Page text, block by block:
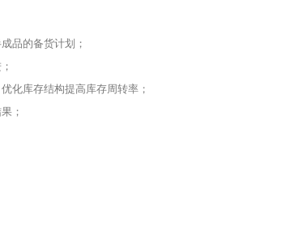
品的备货计划；
化库存结构提高库存周转率；
；